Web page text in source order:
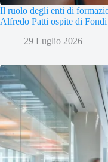
Il ruolo degli enti di
Alfredo Patti ospite di
29 Luglio 2026